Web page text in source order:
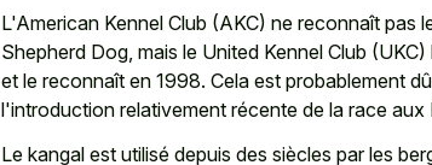
L'American Kennel Club (AKC) ne reconnaît pas
Shepherd Dog, mais le United Kennel Club
et le reconnaît en 1998. Cela est probablement
l'introduction relativement récente de la race aux
Le kangal est utilisé depuis des siècles par les